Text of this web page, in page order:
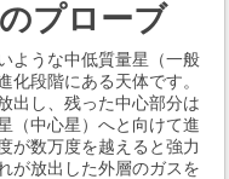
プローブ
ような中低質量星（一般
化段階にある天体です。
出し、残った中心部分は
（中心星）へと向けて進
が数万度を越えると強力
が放出した外層のガスを